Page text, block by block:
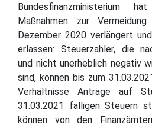
Bundesfinanzministerium
Maßnahmen zur
Dezember 2020 verlängert
erlassen: Steuerzahler, die
und nicht unerheblich negativ
sind, können bis zum
Verhältnisse Anträge auf
31.03.2021 fälligen Steuern
können von den